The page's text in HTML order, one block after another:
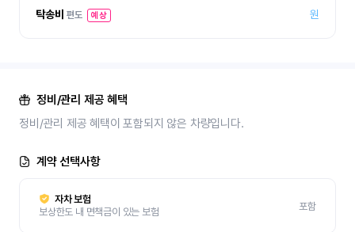
탁송비 편도 예상 원
정비/관리 제공 혜택
정비/관리 제공 혜택이 포함되지 않은 차량입니다.
계약 선택사항
자차 보험
보상한도 내 면책금이 있는 보험
포함